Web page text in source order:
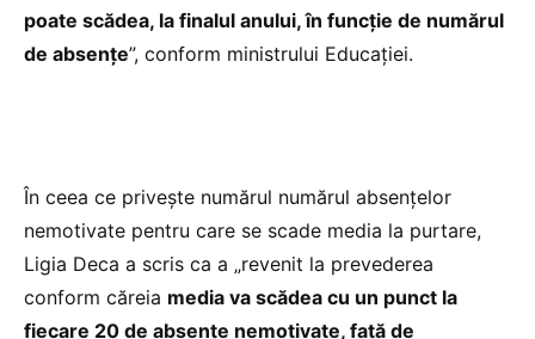
poate scădea, la finalul anului, în funcție de numărul
de absențe”, conform ministrului Educației.
În ceea ce privește numărul numărul absențelor
nemotivate pentru care se scade media la purtare,
Ligia Deca a scris ca a „revenit la prevederea
conform căreia media va scădea cu un punct la
fiecare 20 de absențe nemotivate, față de